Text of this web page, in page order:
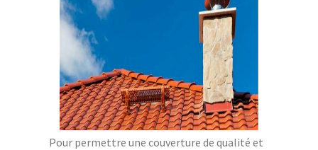
Pour permettre une couverture de qualité et